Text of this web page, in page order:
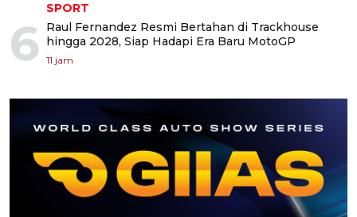
6
SPORT
Raul Fernandez Resmi Bertahan di Trackhouse
hingga 2028, Siap Hadapi Era Baru MotoGP
11 jam